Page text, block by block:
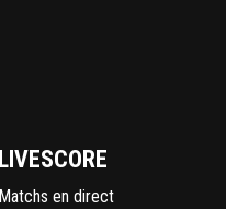
LIVESCORE
Matchs en direct